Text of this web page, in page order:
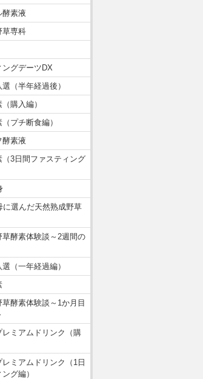
酵素液
草専科
ングデーツDX
（半年経過後）
購入編）
プチ断食編）
酵素液
（3日間ファスティング
に選んだ天然熟成野草
草酵素体験談～2週間の
（一年経過編）
草酵素体験談～1か月目
レミアムドリンク（購
ミアムドリンク（1日
グ編）